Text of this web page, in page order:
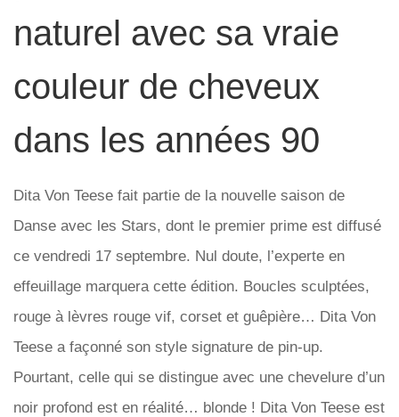
naturel avec sa vraie
couleur de cheveux
dans les années 90
Dita Von Teese fait partie de la nouvelle saison de
Danse avec les Stars, dont le premier prime est diffusé
ce vendredi 17 septembre. Nul doute, l’experte en
effeuillage marquera cette édition. Boucles sculptées,
rouge à lèvres rouge vif, corset et guêpière… Dita Von
Teese a façonné son style signature de pin-up.
Pourtant, celle qui se distingue avec une chevelure d’un
noir profond est en réalité… blonde ! Dita Von Teese est